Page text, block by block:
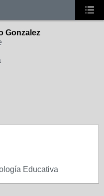
Gonzalez
Educativa